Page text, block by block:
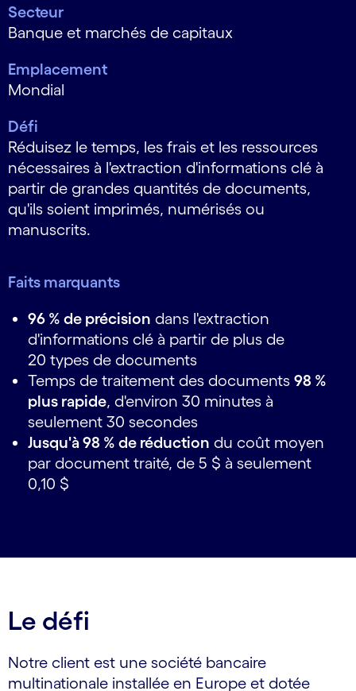
Secteur
Banque et marchés de capitaux
Emplacement
Mondial
Défi
Réduisez le temps, les frais et les ressources
nécessaires à l'extraction d'informations clé à
partir de grandes quantités de documents,
qu'ils soient imprimés, numérisés ou
manuscrits.
Faits marquants
96 % de précision dans l'extraction
d'informations clé à partir de plus de
20 types de documents
Temps de traitement des documents 98 %
plus rapide, d'environ 30 minutes à
seulement 30 secondes
Jusqu'à 98 % de réduction du coût moyen
par document traité, de 5 $ à seulement
0,10 $
Le défi
Notre client est une société bancaire
multinationale installée en Europe et dotée